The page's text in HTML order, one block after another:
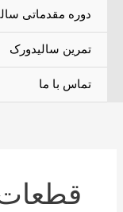
دوره مقدماتی
تمرین سالیدورک
تماس با ما
قطعات